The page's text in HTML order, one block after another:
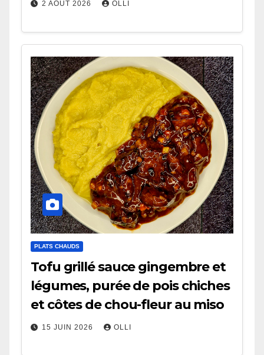
2 AOÛT 2026 OLLI
PLATS CHAUDS
Tofu grillé sauce gingembre et
légumes, purée de pois chiches
et côtes de chou-fleur au miso
15 JUIN 2026 OLLI